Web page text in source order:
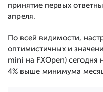
принятие первых
апреля.
По всей видимости,
оптимистичных и
mini на FXOpen) сегодня
4% выше минимума